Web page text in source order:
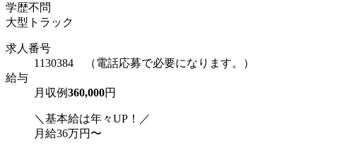
学歴不問
大型トラック
求人番号
1130384 （電話応募で必要になります。）
給与
月収例360,000円
＼基本給は年々UP！／
月給36万円〜